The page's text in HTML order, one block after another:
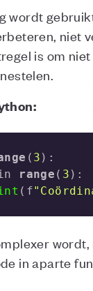
wordt
niet
is om
( 3
range ( 3
(f
in aparte